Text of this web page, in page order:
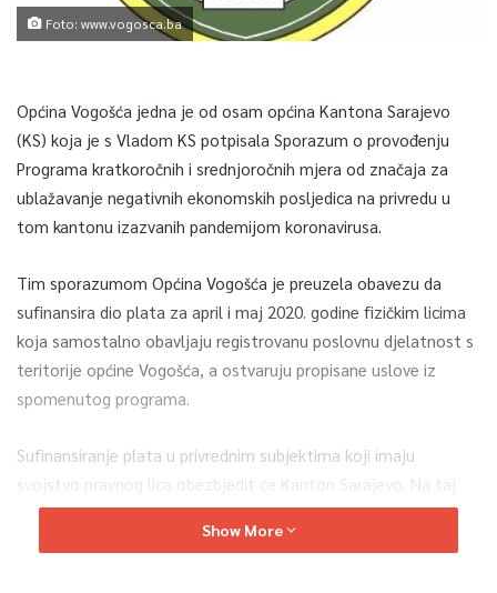
Foto: www.vogosca.ba
Općina Vogošća jedna je od osam općina Kantona Sarajevo
(KS) koja je s Vladom KS potpisala Sporazum o provođenju
Programa kratkoročnih i srednjoročnih mjera od značaja za
ublažavanje negativnih ekonomskih posljedica na privredu u
tom kantonu izazvanih pandemijom koronavirusa.
Tim sporazumom Općina Vogošća je preuzela obavezu da
sufinansira dio plata za april i maj 2020. godine fizičkim licima
koja samostalno obavljaju registrovanu poslovnu djelatnost s
teritorije općine Vogošća, a ostvaruju propisane uslove iz
spomenutog programa.
Sufinansiranje plata u privrednim subjektima koji imaju
svojstvo pravnog lica obezbjedit će Kanton Sarajevo. Na taj
način Kanton i općine solidarno preuzimaju brigu o očuvanju
Show More